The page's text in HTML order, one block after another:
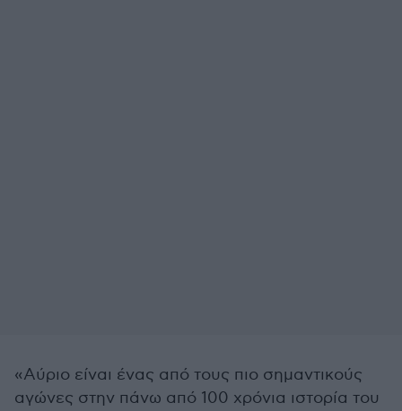
«Αύριο είναι ένας από τους πιο σημαντικούς
αγώνες στην πάνω από 100 χρόνια ιστορία του